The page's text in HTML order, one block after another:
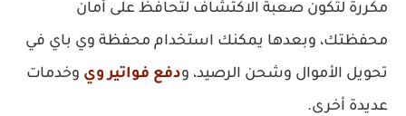
مكررة لتكون صعبة الاكتشاف لتحافظ على أمان
محفظتك، وبعدها يمكنك استخدام محفظة وي باي في
تحويل الأموال وشحن الرصيد، ودفع فواتير وي وخدمات
عديدة أخرى.